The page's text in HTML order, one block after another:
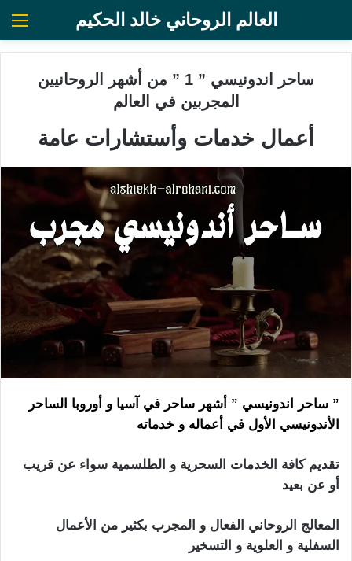
العالم الروحاني خالد الحكيم
ساحر اندونيسي ” 1 ” من أشهر الروحانيين
المجربين في العالم
أعمال خدمات وأستشارات عامة
” ساحر اندونيسي ” أشهر ساحر في آسيا و أوروبا الساحر
الأندونيسي الأول في أعماله و خدماته
تقديم كافة الخدمات السحرية و الطلسمية سواء عن قريب
أو عن بعيد
المعالج الروحاني الفعال و المجرب بكثير من الأعمال
السفلية و العلوية و التسخير